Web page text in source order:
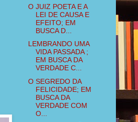
O JUIZ POETA E A
LEI DE CAUSA E
EFEITO; EM
BUSCA D...
LEMBRANDO UMA
VIDA PASSADA ;
EM BUSCA DA
VERDADE C...
O SEGREDO DA
FELICIDADE; EM
BUSCA DA
VERDADE COM
O...